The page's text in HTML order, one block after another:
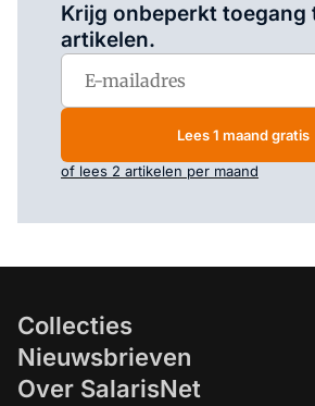
Krijg onbeperkt toegang
artikelen.
Lees 1 maand gratis
of lees 2 artikelen per maand
Collecties
Nieuwsbrieven
Over SalarisNet